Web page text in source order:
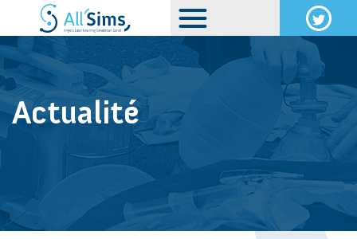
Actualité